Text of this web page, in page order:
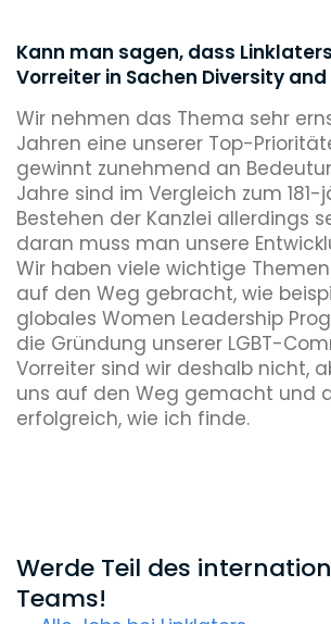
Kann man sagen, dass
Vorreiter in Sachen Diversity
Wir nehmen das Thema sehr
Jahren eine unserer Top-
gewinnt zunehmend an
Jahre sind im Vergleich zum 181-
Bestehen der Kanzlei allerdings
daran muss man unsere
Wir haben viele wichtige
auf den Weg gebracht, wie
globales Women Leadership
die Gründung unserer LGBT-
Vorreiter sind wir deshalb nicht,
uns auf den Weg gemacht und
erfolgreich, wie ich finde.
Werde Teil des
Teams!